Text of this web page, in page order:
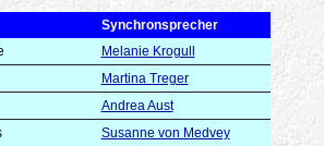
Synchronsprecher
Melanie Krogull
Martina Treger
Andrea Aust
Susanne von Medvey